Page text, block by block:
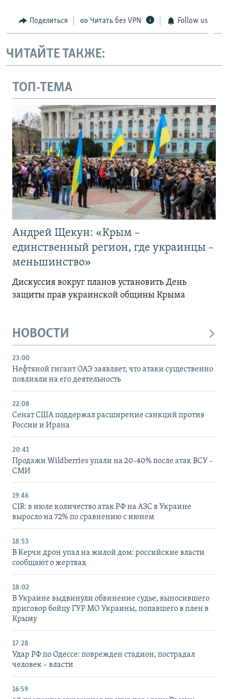
Поделиться Читать без VPN Follow us
ЧИТАЙТЕ ТАКЖЕ:
ТОП-ТЕМА
Андрей Щекун: «Крым –
единственный регион, где украинцы –
меньшинство»
Дискуссия вокруг планов установить День
защиты прав украинской общины Крыма
НОВОСТИ
23:00
Нефтяной гигант ОАЭ заявляет, что атаки существенно
повлияли на его деятельность
22:08
Сенат США поддержал расширение санкций против
России и Ирана
20:41
Продажи Wildberries упали на 20-40% после атак ВСУ –
СМИ
19:46
CIR: в июле количество атак РФ на АЗС в Украине
выросло на 72% по сравнению с июнем
18:53
В Керчи дрон упал на жилой дом: российские власти
сообщают о жертвах
18:02
В Украине выдвинули обвинение судье, выносившего
приговор бойцу ГУР МО Украины, попавшего в плен в
Крыму
17:28
Удар РФ по Одессе: поврежден стадион, пострадал
человек – власти
16:59